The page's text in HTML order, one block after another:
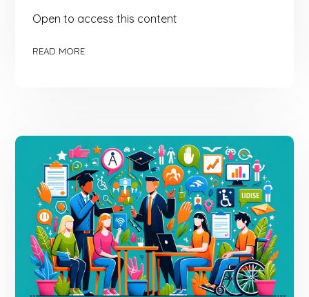
Open to access this content
READ MORE